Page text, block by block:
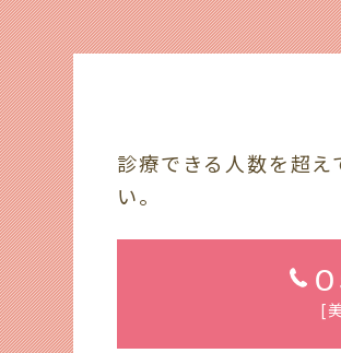
診療できる人数を超
い。
[